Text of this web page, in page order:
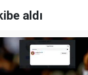
aldı